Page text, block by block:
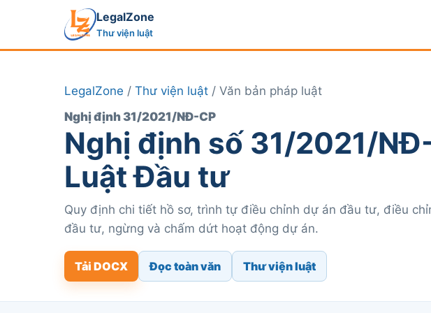
LegalZone
Thư viện luật
LegalZone / Thư viện luật / Văn bản pháp luật
Nghị định 31/2021/NĐ-CP
Nghị định số 31/2021/
Luật Đầu tư
Quy định chi tiết hồ sơ, trình tự điều chỉnh dự án đầu tư, điều
đầu tư, ngừng và chấm dứt hoạt động dự án.
Tải DOCX Đọc toàn văn Thư viện luật